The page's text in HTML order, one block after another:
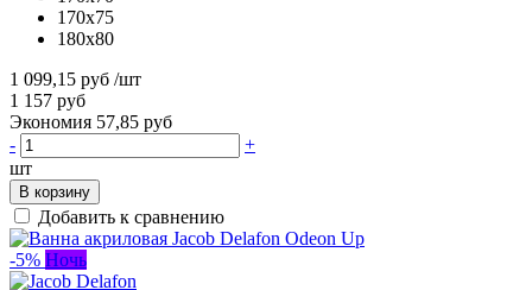
170x75
180x80
1 099,15 руб /шт
1 157 руб
Экономия 57,85 руб
-
+
шт
В корзину
Добавить к сравнению
-5% Ночь